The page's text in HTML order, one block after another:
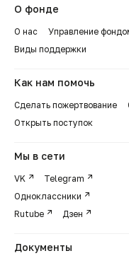
О фонде
О нас Управление
Виды поддержки
Как нам помочь
Сделать пожертвование
Открыть поступок
Мы в сети
VK
Telegram
Одноклассники
Rutube
Дзен
Документы